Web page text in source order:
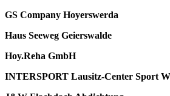
GS Company Hoyerswerda
Haus Seeweg Geierswalde
Hoy.Reha GmbH
INTERSPORT Lausitz-Center Sport